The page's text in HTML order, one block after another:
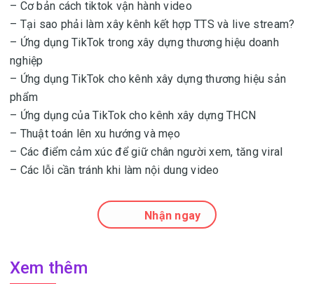
– Cơ bản cách tiktok vận hành video
– Tại sao phải làm xây kênh kết hợp TTS và live stream?
– Ứng dụng TikTok trong xây dựng thương hiệu doanh
nghiệp
– Ứng dụng TikTok cho kênh xây dựng thương hiệu sản
phẩm
– Ứng dụng của TikTok cho kênh xây dựng THCN
– Thuật toán lên xu hướng và mẹo
– Các điểm cảm xúc để giữ chân người xem, tăng viral
– Các lỗi cần tránh khi làm nội dung video
Nhận ngay
Xem thêm